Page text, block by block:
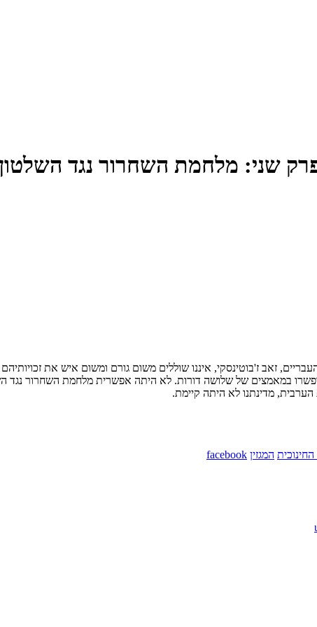
שני: מלחמת השחרור נגד השלטון
העבריים, זאב ז'בוטינסקי, איננו שוללים משום גורם ומשום איש את
במאמצים של שלושה דורות. לא היתה אפשרית מלחמת השחרור נגד
מדינתנו לא היתה קיימת.
המגזין facebook